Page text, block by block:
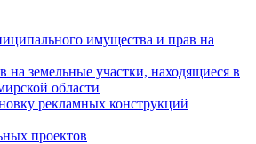
имущества и прав на
на земельные участки, находящиеся в
области
рекламных конструкций
проектов